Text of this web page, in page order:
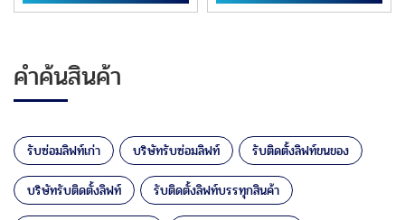
คำค้นสินค้า
รับซ่อมลิฟท์เก่า บริษัทรับซ่อมลิฟท์ รับติดตั้งลิฟท์ขนของ
บริษัทรับติดตั้งลิฟท์ รับติดตั้งลิฟท์บรรทุกสินค้า